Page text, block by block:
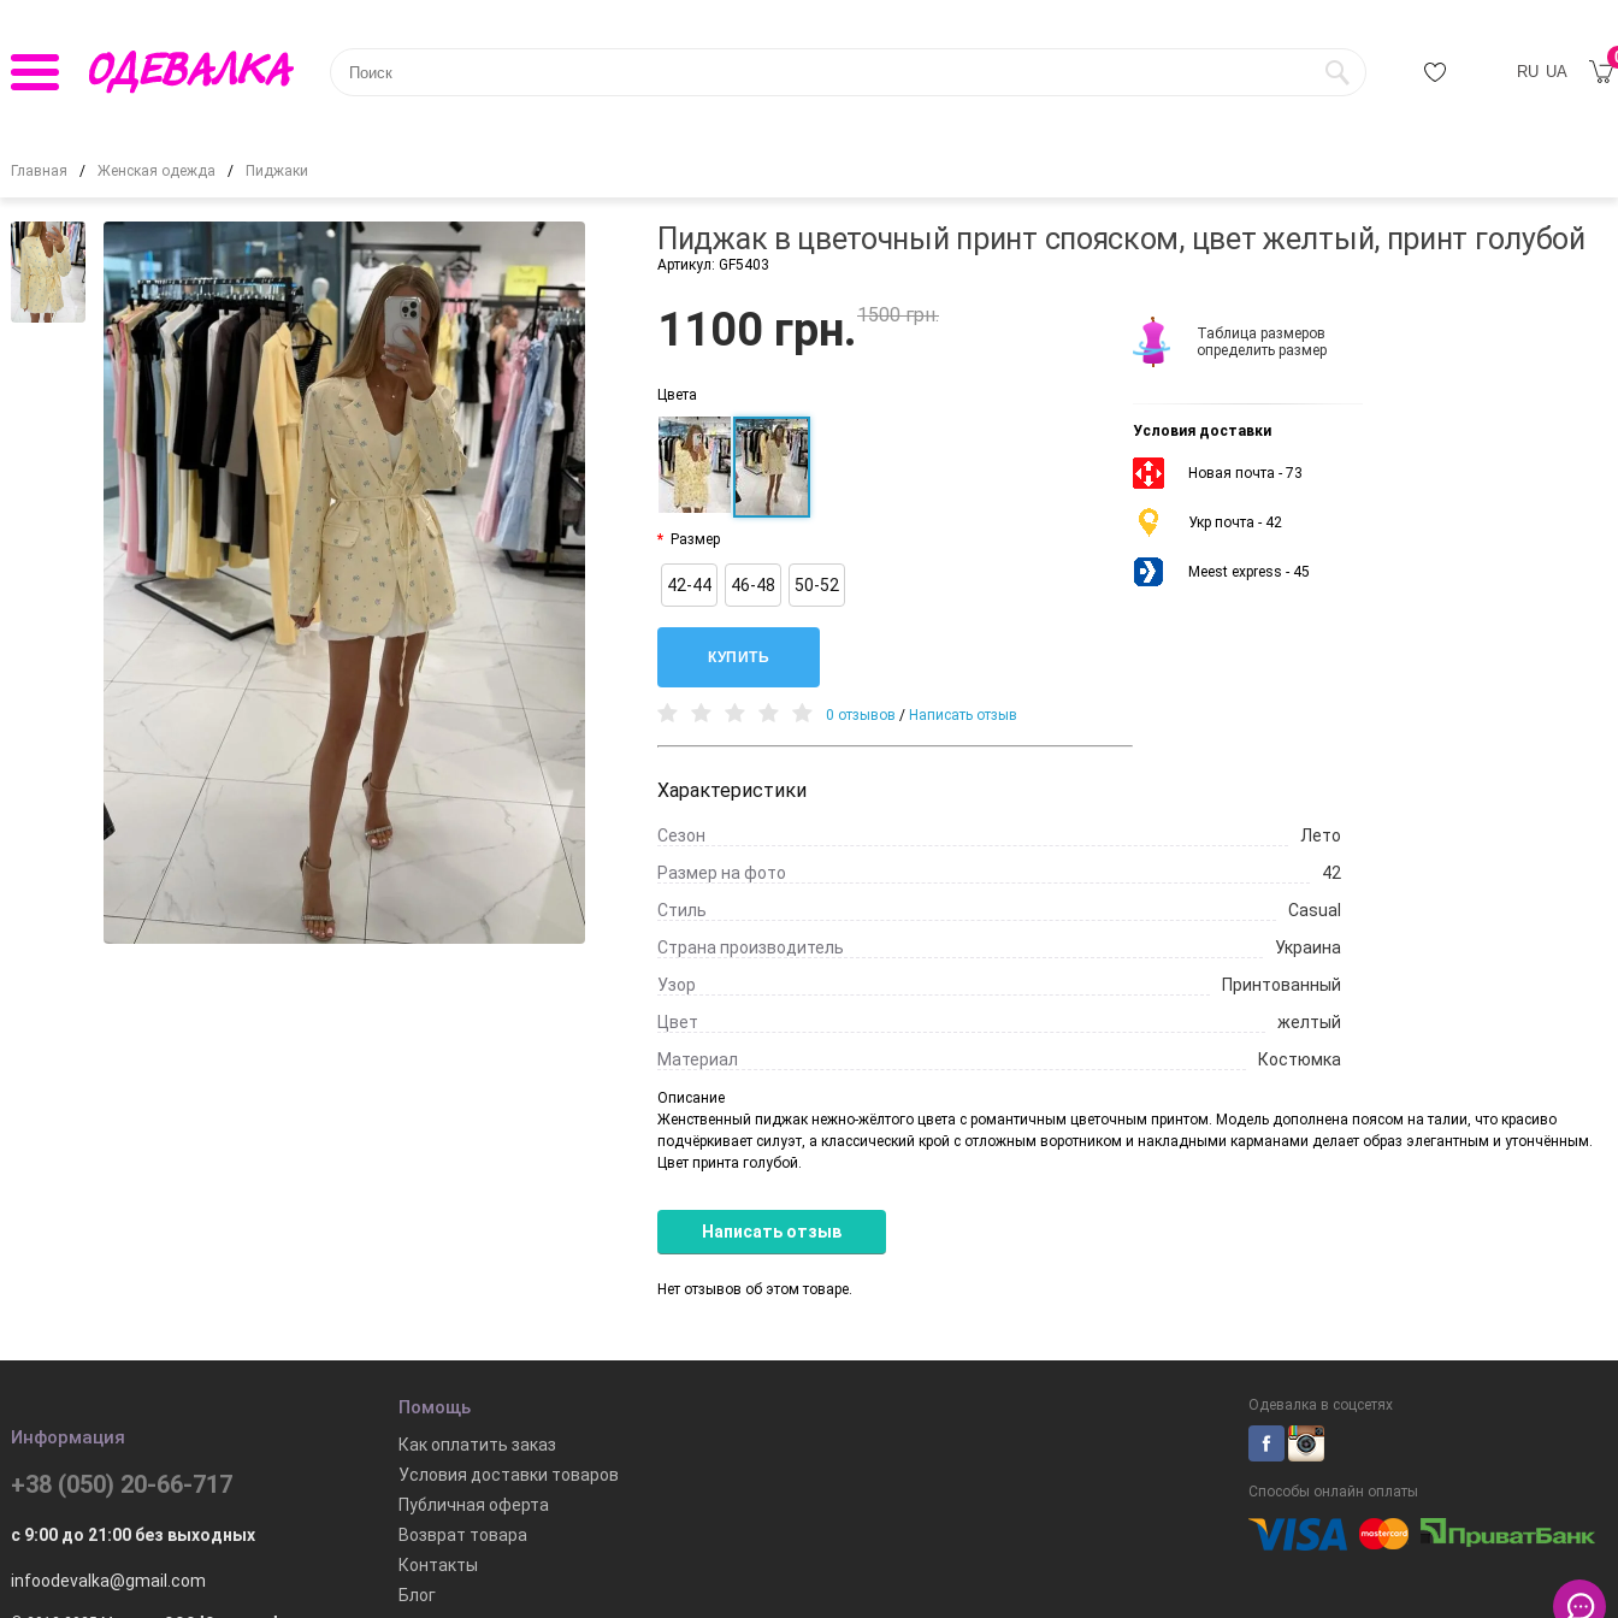
RU UA
Главная Женская одежда Пиджаки
Пиджак в цветочный принт спояском, цвет желтый, принт голубой
Артикул: GF5403
1100 грн.1500 грн.
Цвета
Размер
42-44 46-48 50-52
КУПИТЬ
0 отзывов / Написать отзыв
Таблица размеров
определить размер
Условия доставки
Новая почта - 73
Укр почта - 42
Meest express - 45
Характеристики
Сезон
Лето
Размер на фото
42
Стиль
Casual
Страна производитель
Украина
Узор
Принтованный
Цвет
желтый
Материал
Костюмка
Описание
Женственный пиджак нежно-жёлтого цвета с романтичным цветочным принтом. Модель дополнена поясом на талии, что красиво
подчёркивает силуэт, а классический крой с отложным воротником и накладными карманами делает образ элегантным и утончённым.
Цвет принта голубой.
Написать отзыв
Нет отзывов об этом товаре.
Информация
+38 (050) 20-66-717
с 9:00 до 21:00 без выходных
infoodevalka@gmail.com
Помощь
Как оплатить заказ
Условия доставки товаров
Публичная оферта
Возврат товара
Контакты
Блог
Одевалка в соцсетях
Способы онлайн оплаты